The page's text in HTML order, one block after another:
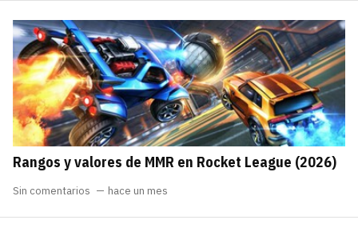
Rangos y valores de MMR en Rocket League (2026)
Sin comentarios hace un mes